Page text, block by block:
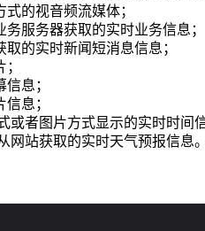
的视音频流媒体；
服务器获取的实时业务信息；
的实时新闻短消息信息；
息；
息；
或者图片方式显示的实时时间
网站获取的实时天气预报信息